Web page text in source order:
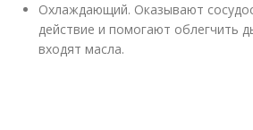
Охлаждающий. Оказывают
действие и помогают облегчить
входят масла.